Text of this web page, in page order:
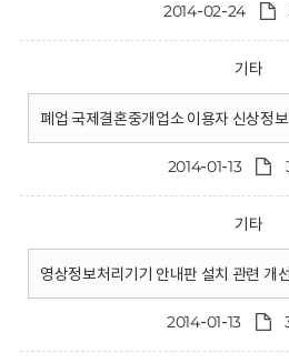
2014-02-24
기타
폐업 국제결혼중개업소 이용자 신상정
2014-01-13
기타
영상정보처리기기 안내판 설치 관련 개
2014-01-13